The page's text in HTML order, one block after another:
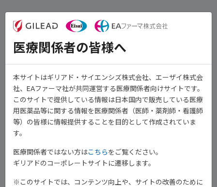
主要評価項目である薬剤投与方法の受容性について、10段階の受
容性スコアは以下の通りでした1） 。
各投与方法の2群間の比較において8週間隔の点滴と8週間隔の皮下
注射（P=0.430、Student's t-test）、4週間隔の点滴と2週間隔の皮
下注射（P=0.233、Student's t-test）を除き、いずれの投与方法の
間にも有意差を認めました（P<0.05、Student's t-test） 1）。
医療関係者の皆様へ
本サイトはギリアド・サイエンシズ株式会社、エーザイ株式会
社、EAファーマ社が共同運営する医療関係者向けサイトです。
このサイトで提供している情報は日本国内で販売している医療
用医薬品等に関する情報を医療関係者（医師・薬剤師・看護師
等）の皆様に情報提供することを目的として作成されていま
す。
医療関係者ではない方はこちらをご覧ください。
ギリアドのコーポレートサイトに遷移します。
※このサイトでは、コンテンツ向上や、サイトの改善のために